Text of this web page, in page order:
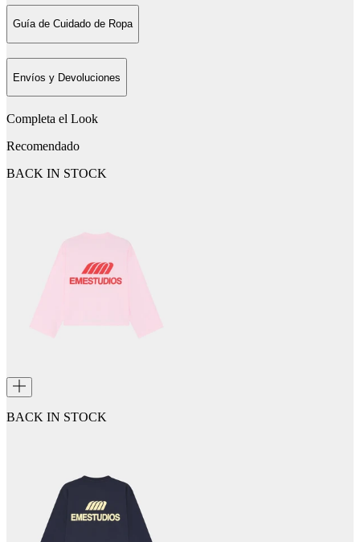
Guía de Cuidado de Ropa
Envíos y Devoluciones
Completa el Look
Recomendado
BACK IN STOCK
BACK IN STOCK